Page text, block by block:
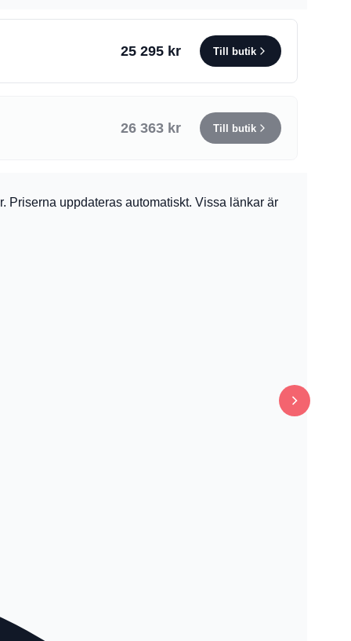
25 295 kr Till butik
26 363 kr Till butik
Priserna uppdateras automatiskt. Vissa länkar är